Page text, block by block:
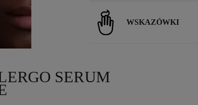
WSKAZÓWKI
SERUM